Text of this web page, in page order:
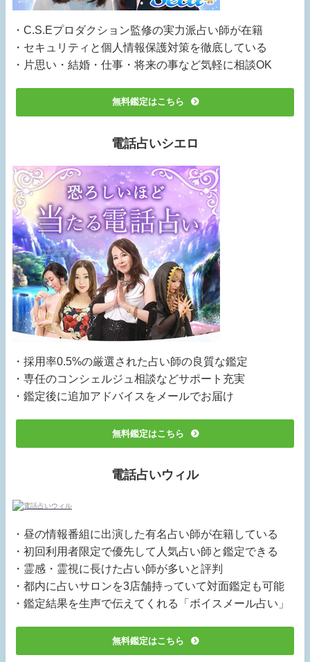
・C.S.Eプロダクション監修の実力派占い師が在籍
・セキュリティと個人情報保護対策を徹底している
・片思い・結婚・仕事・将来の事など気軽に相談OK
無料鑑定はこちら
電話占いシエロ
・採用率0.5%の厳選された占い師の良質な鑑定
・専任のコンシェルジュ相談などサポート充実
・鑑定後に追加アドバイスをメールでお届け
無料鑑定はこちら
電話占いウィル
・昼の情報番組に出演した有名占い師が在籍している
・初回利用者限定で優先して人気占い師と鑑定できる
・霊感・霊視に長けた占い師が多いと評判
・都内に占いサロンを3店舗持っていて対面鑑定も可能
・鑑定結果を生声で伝えてくれる「ボイスメール占い」
無料鑑定はこちら